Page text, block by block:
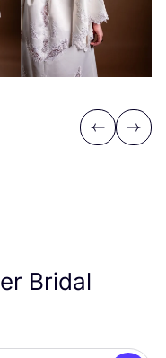
Previous
Next
Bridal